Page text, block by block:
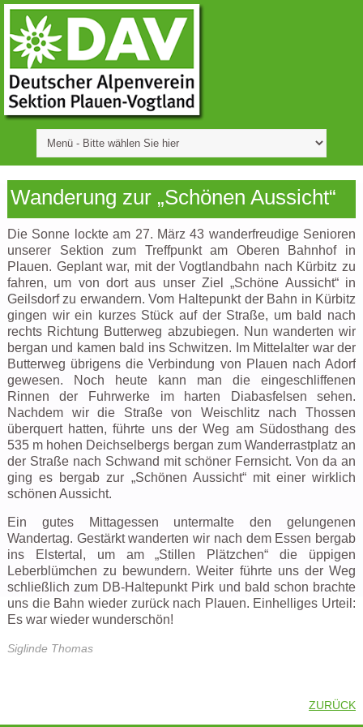
Wanderung zur „Schönen Aussicht“
Die Sonne lockte am 27. März 43 wanderfreudige Senioren
unserer Sektion zum Treffpunkt am Oberen Bahnhof in
Plauen. Geplant war, mit der Vogtlandbahn nach Kürbitz zu
fahren, um von dort aus unser Ziel „Schöne Aussicht“ in
Geilsdorf zu erwandern. Vom Haltepunkt der Bahn in Kürbitz
gingen wir ein kurzes Stück auf der Straße, um bald nach
rechts Richtung Butterweg abzubiegen. Nun wanderten wir
bergan und kamen bald ins Schwitzen. Im Mittelalter war der
Butterweg übrigens die Verbindung von Plauen nach Adorf
gewesen. Noch heute kann man die eingeschliffenen
Rinnen der Fuhrwerke im harten Diabasfelsen sehen.
Nachdem wir die Straße von Weischlitz nach Thossen
überquert hatten, führte uns der Weg am Südosthang des
535 m hohen Deichselbergs bergan zum Wanderrastplatz an
der Straße nach Schwand mit schöner Fernsicht. Von da an
ging es bergab zur „Schönen Aussicht“ mit einer wirklich
schönen Aussicht.
Ein gutes Mittagessen untermalte den gelungenen
Wandertag. Gestärkt wanderten wir nach dem Essen bergab
ins Elstertal, um am „Stillen Plätzchen“ die üppigen
Leberblümchen zu bewundern. Weiter führte uns der Weg
schließlich zum DB-Haltepunkt Pirk und bald schon brachte
uns die Bahn wieder zurück nach Plauen. Einhelliges Urteil:
Es war wieder wunderschön!
Siglinde Thomas
ZURÜCK